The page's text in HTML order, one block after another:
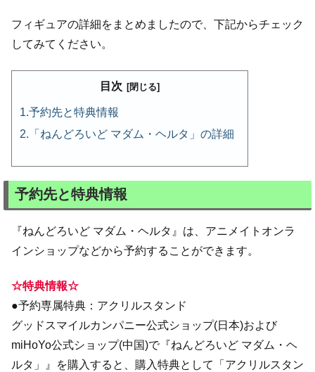
フィギュアの詳細をまとめましたので、下記からチェック
してみてください。
目次
予約先と特典情報
「ねんどろいど マダム・ヘルタ」の詳細
予約先と特典情報
『ねんどろいど マダム・ヘルタ』は、アニメイトオンラ
インショップなどから予約することができます。
☆特典情報☆
●予約専属特典：アクリルスタンド
グッドスマイルカンパニー公式ショップ(日本)および
miHoYo公式ショップ(中国)で『ねんどろいど マダム・ヘ
ルタ」』を購入すると、購入特典として「アクリルスタン